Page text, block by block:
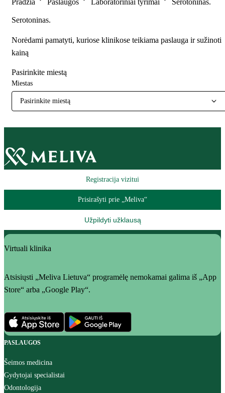
Serotoninas.
Norėdami pamatyti, kuriose klinikose teikiama paslauga ir sužinoti
kainą
Pasirinkite miestą
Miestas
Pasirinkite miestą
Registracija vizitui
Prisirašyti prie „Meliva“
Užpildyti užklausą
Virtuali klinika
Atsisiųsti „Meliva Lietuva“ programėlę nemokamai galima iš „App
Store“ arba „Google Play“.
PASLAUGOS
Šeimos medicina
Gydytojai specialistai
Odontologija